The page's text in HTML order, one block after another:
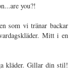
you?!
som vi tränar backar
Mitt i en
kläder. Gillar din stil!